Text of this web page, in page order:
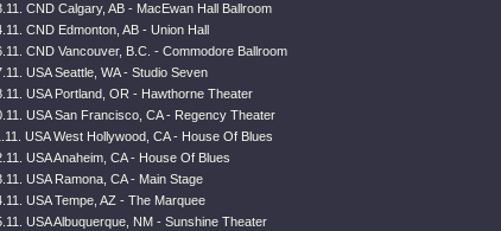
CND Calgary, AB - MacEwan Hall Ballroom
CND Edmonton, AB - Union Hall
CND Vancouver, B.C. - Commodore Ballroom
USA Seattle, WA - Studio Seven
USA Portland, OR - Hawthorne Theater
USA San Francisco, CA - Regency Theater
USA West Hollywood, CA - House Of Blues
USA Anaheim, CA - House Of Blues
USA Ramona, CA - Main Stage
USA Tempe, AZ - The Marquee
USA Albuquerque, NM - Sunshine Theater